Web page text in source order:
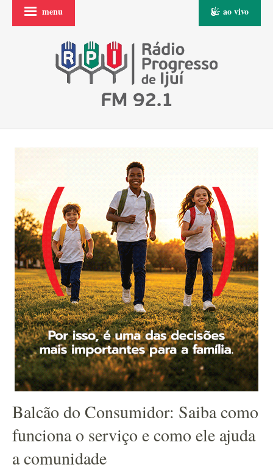
menu ao vivo
Balcão do Consumidor: Saiba como
funciona o serviço e como ele ajuda
a comunidade